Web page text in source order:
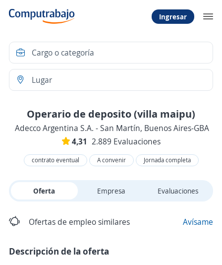
Ingresar
Operario de deposito (villa maipu)
Adecco Argentina S.A. - San Martín, Buenos Aires-GBA
4,31 2.889 Evaluaciones
contrato eventual A convenir Jornada completa
Oferta Empresa Evaluaciones
Ofertas de empleo similares Avísame
Descripción de la oferta